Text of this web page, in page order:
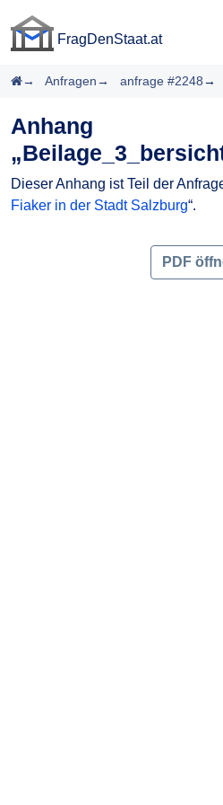
FragDenStaat.at
Startseite
Anfragen anfrage #2248
Anhang
Dieser Anhang ist Teil der
Fiaker in der Stadt Salzburg“.
PDF